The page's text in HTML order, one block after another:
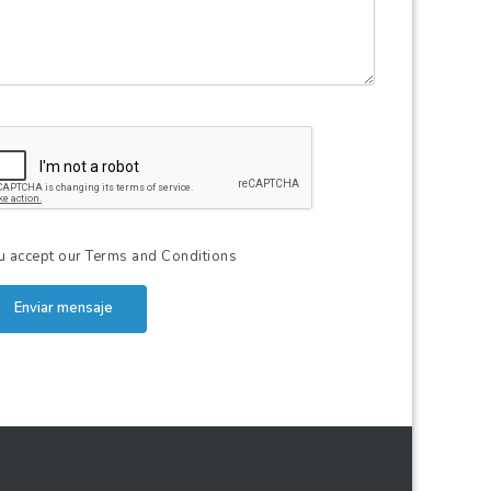
accept ourTerms and Conditions
Enviar mensaje